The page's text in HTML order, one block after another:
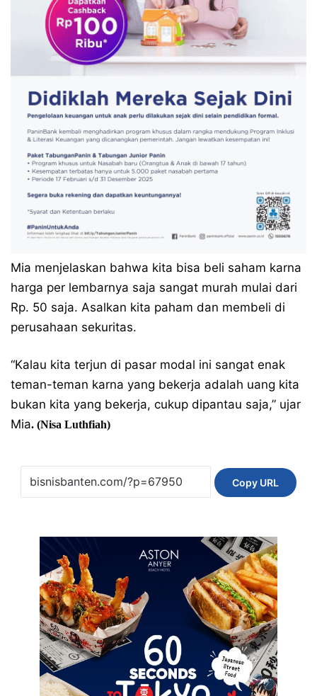
Mia menjelaskan bahwa kita bisa beli saham karna
harga per lembarnya saja sangat murah mulai dari
Rp. 50 saja. Asalkan kita paham dan membeli di
perusahaan sekuritas.
“Kalau kita terjun di pasar modal ini sangat enak
teman-teman karna yang bekerja adalah uang kita
bukan kita yang bekerja, cukup dipantau saja,” ujar
Mia. (Nisa Luthfiah)
Copy URL